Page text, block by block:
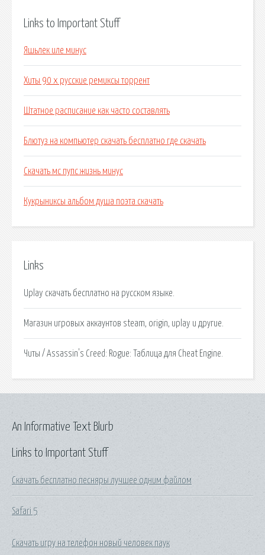
Links to Important Stuff
Яшьлек иле минус
Хиты 90 х русские ремиксы торрент
Штатное расписание как часто составлять
Блютуз на компьютер скачать бесплатно где скачать
Скачать мс пупс жизнь минус
Кукрыниксы альбом душа поэта скачать
Links
Uplay скачать бесплатно на русском языке.
Магазин игровых аккаунтов steam, origin, uplay и другие.
Читы / Assassin's Creed: Rogue: Таблица для Cheat Engine.
Links to Important Stuff
Скачать бесплатно песняры лучшее одним файлом
Safari 5
Скачать игру на телефон новый человек паук
An Informative Text Blurb